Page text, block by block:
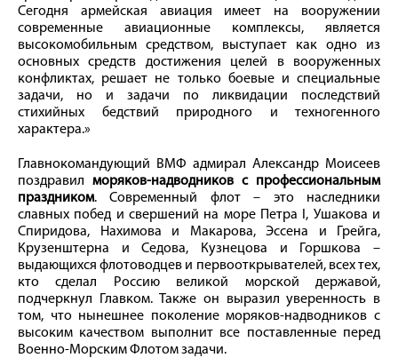
Сегодня армейская авиация имеет на вооружении
современные авиационные комплексы, является
высокомобильным средством, выступает как одно из
основных средств достижения целей в вооруженных
конфликтах, решает не только боевые и специальные
задачи, но и задачи по ликвидации последствий
стихийных бедствий природного и техногенного
характера.»
Главнокомандующий ВМФ адмирал Александр Моисеев
поздравил моряков-надводников с профессиональным
праздником. Современный флот – это наследники
славных побед и свершений на море Петра I, Ушакова и
Спиридова, Нахимова и Макарова, Эссена и Грейга,
Крузенштерна и Седова, Кузнецова и Горшкова –
выдающихся флотоводцев и первооткрывателей, всех тех,
кто сделал Россию великой морской державой,
подчеркнул Главком. Также он выразил уверенность в
том, что нынешнее поколение моряков-надводников с
высоким качеством выполнит все поставленные перед
Военно-Морским Флотом задачи.